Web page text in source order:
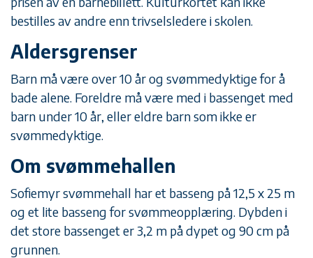
bestilles av andre enn trivselsledere i skolen.
Aldersgrenser
Barn må være over 10 år og svømmedyktige for å
bade alene. Foreldre må være med i bassenget med
barn under 10 år, eller eldre barn som ikke er
svømmedyktige.
Om svømmehallen
Sofiemyr svømmehall har et basseng på 12,5 x 25 m
og et lite basseng for svømmeopplæring. Dybden i
det store bassenget er 3,2 m på dypet og 90 cm på
grunnen.